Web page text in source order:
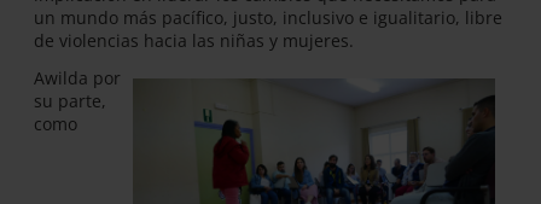
un mundo más pacífico, justo, inclusivo e igualitario, libre
de violencias hacia las niñas y mujeres.
Awilda por
su parte,
como